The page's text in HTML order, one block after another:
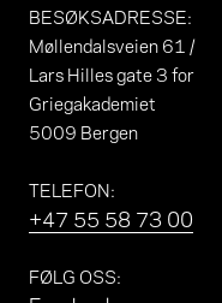
BESØKSADRESSE:
Møllendalsveien 61 /
Lars Hilles gate 3 for
Griegakademiet
5009 Bergen
TELEFON:
+47 55 58 73 00
FØLG OSS: